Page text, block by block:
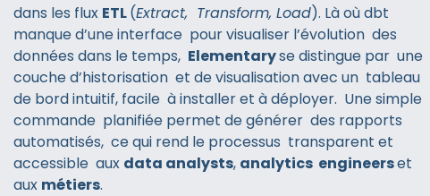
dans les flux ETL(Extract, Transform, Load). Là où dbt
manque d’une interface pour visualiser l’évolution des
données dans le temps, Elementaryse distingue par une
couche d’historisation et de visualisation avec un tableau
de bord intuitif, facile à installer et à déployer. Une simple
commande planifiée permet de générer des rapports
automatisés, ce qui rend le processus transparent et
accessible aux data analysts, analytics engineerset
aux métiers.